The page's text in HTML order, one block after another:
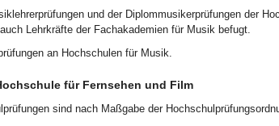
und der Diplommusikerprüfungen der
Lehrkräfte der Fachakademien für Musik befugt.
an Hochschulen für Musik.
für Fernsehen und Film
sind nach Maßgabe der